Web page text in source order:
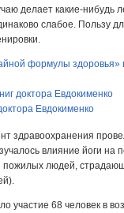
делает какие-нибудь
слабое. Пользу
формулы здоровья»
доктора Евдокименко
Евдокименко
здравоохранения
влияние йоги на
пожилых людей,
участие 68 человек в